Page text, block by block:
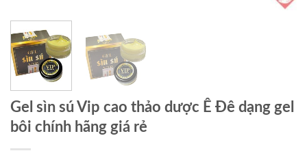
Gel sìn sú Vip cao thảo dược Ê Đê dạng gel
bôi chính hãng giá rẻ